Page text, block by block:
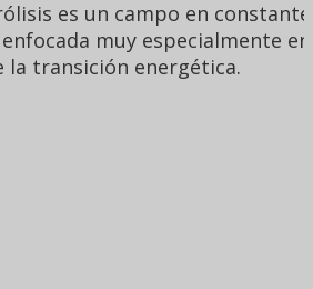
es un campo en
muy especialmente
la transición energética.